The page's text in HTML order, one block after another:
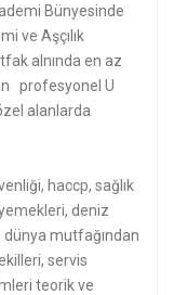
Bünyesinde
ve Aşçılık
alnında en az
profesyonel U
alanlarda
haccp, sağlık
deniz
dünya mutfağından
servis
teorik ve